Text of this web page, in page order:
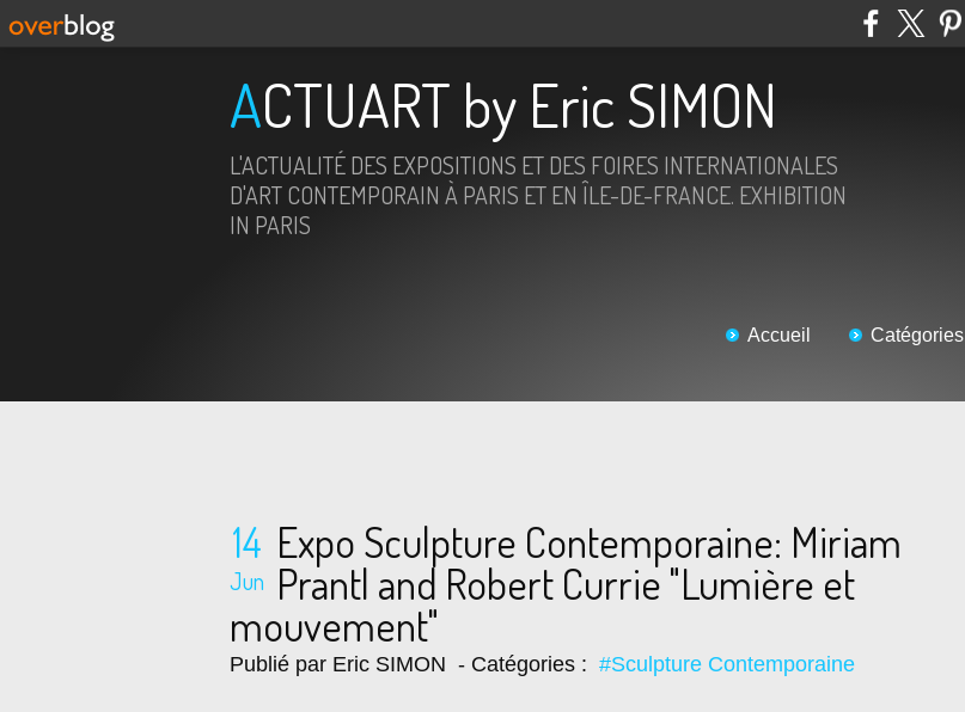
ACTUART by Eric SIMON
L'ACTUALITÉ DES EXPOSITIONS ET DES FOIRES INTERNATIONALES
D'ART CONTEMPORAIN À PARIS ET EN ÎLE-DE-FRANCE. EXHIBITION
IN PARIS
Accueil Catégories
14
Jun
Expo Sculpture Contemporaine: Miriam
Prantl and Robert Currie "Lumière et
mouvement"
Publié par Eric SIMON - Catégories : #Sculpture Contemporaine